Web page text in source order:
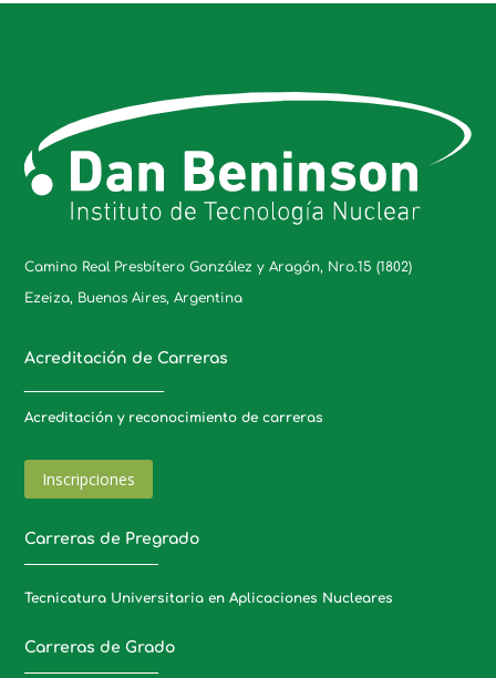
Camino Real Presbítero González y Aragón, Nro.15 (1802)
Ezeiza, Buenos Aires, Argentina
Acreditación de Carreras
Acreditación y reconocimiento de carreras
Inscripciones
Carreras de Pregrado
Tecnicatura Universitaria en Aplicaciones Nucleares
Carreras de Grado